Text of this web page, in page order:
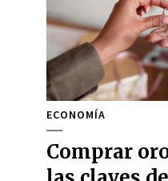
ECONOMÍA
Comprar